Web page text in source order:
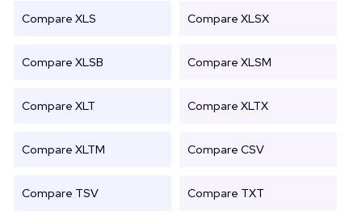
Compare XLS Compare XLSX
Compare XLSB Compare XLSM
Compare XLT Compare XLTX
Compare XLTM Compare CSV
Compare TSV Compare TXT